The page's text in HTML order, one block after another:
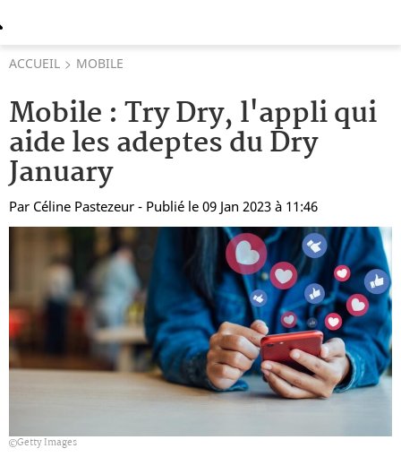
ACCUEIL MOBILE
Mobile : Try Dry, l'appli qui
aide les adeptes du Dry
January
Par Céline Pastezeur - Publié le 09 Jan 2023 à 11:46
Getty Images